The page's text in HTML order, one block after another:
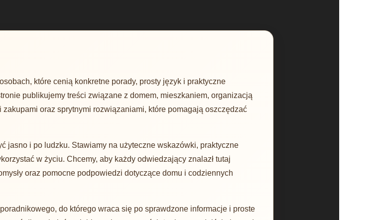
które cenią konkretne porady, prosty język i praktyczne
publikujemy treści związane z domem, mieszkaniem, organizacją
oraz sprytnymi rozwiązaniami, które pomagają oszczędzać
jasno i po ludzku. Stawiamy na użyteczne wskazówki, praktyczne
w życiu. Chcemy, aby każdy odwiedzający znalazł tutaj
oraz pomocne podpowiedzi dotyczące domu i codziennych
do którego wraca się po sprawdzone informacje i proste